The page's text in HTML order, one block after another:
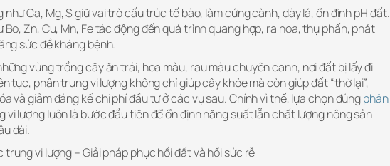
như Ca, Mg, S giữ vai trò cấu trúc tế bào, làm cứng cành, dày lá, ổn định pH đất.
Bo, Zn, Cu, Mn, Fe tác động đến quá trình quang hợp, ra hoa, thụ phấn, phát
sức đề kháng bệnh.
vùng trồng cây ăn trái, hoa màu, rau màu chuyên canh, nơi đất bị lấy đi
tục, phân trung vi lượng không chỉ giúp cây khỏe mà còn giúp đất “thở lại”,
và giảm đáng kể chi phí đầu tư ở các vụ sau. Chính vì thế, lựa chọn đúngphân
vi lượng luôn là bước đầu tiên để ổn định năng suất lẫn chất lượng nông sản
dài.
trung vi lượng – Giải pháp phục hồi đất và hồi sức rễ